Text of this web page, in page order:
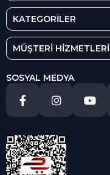
KATEGORİLER
MÜŞTERİ HİZMETLERİ
SOSYAL MEDYA